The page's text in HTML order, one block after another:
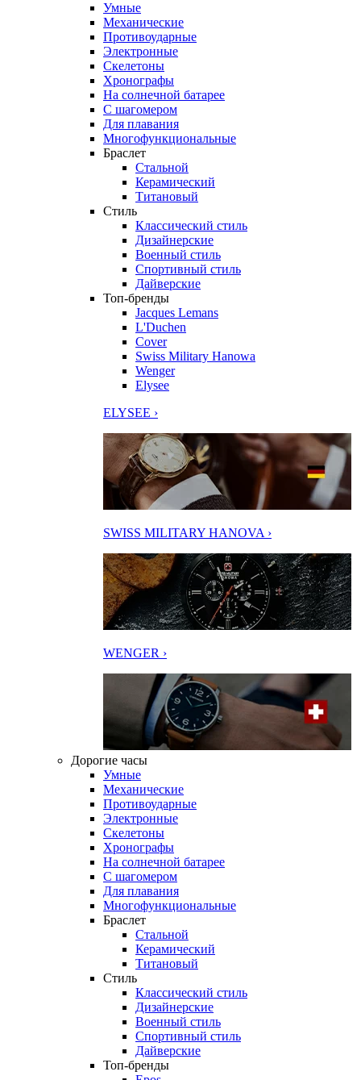
Умные
Механические
Противоударные
Электронные
Скелетоны
Хронографы
На солнечной батарее
С шагомером
Для плавания
Многофункциональные
Браслет
Стальной
Керамический
Титановый
Стиль
Классический стиль
Дизайнерские
Военный стиль
Спортивный стиль
Дайверские
Топ-бренды
Jacques Lemans
L'Duchen
Cover
Swiss Military Hanowa
Wenger
Elysee
ELYSEE ›
SWISS MILITARY HANOVA ›
WENGER ›
Дорогие часы
Умные
Механические
Противоударные
Электронные
Скелетоны
Хронографы
На солнечной батарее
С шагомером
Для плавания
Многофункциональные
Браслет
Стальной
Керамический
Титановый
Стиль
Классический стиль
Дизайнерские
Военный стиль
Спортивный стиль
Дайверские
Топ-бренды